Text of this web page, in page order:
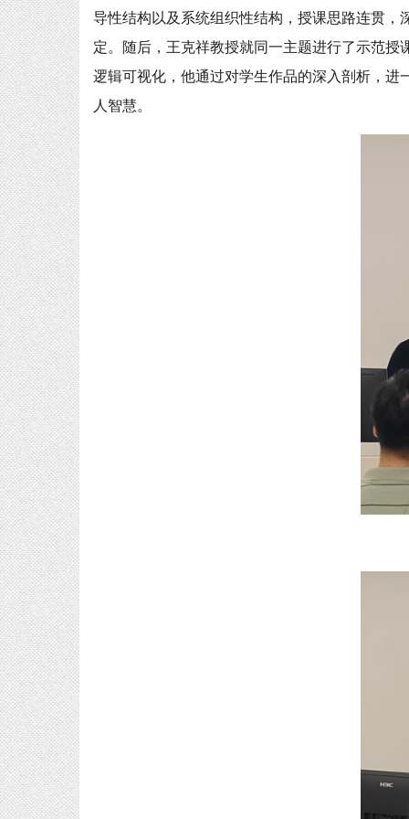
导性结构以及系统组织性结构，授课思路连贯
定。随后，王克祥教授就同一主题进行了示范
逻辑可视化，他通过对学生作品的深入剖析，
人智慧。